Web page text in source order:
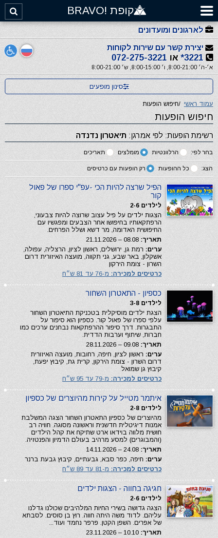
קופת !BRAVO
לארגונים ומועדונים
יצירת קשר עם שירות לקוחות
3221* או 072-275-3221
א׳-ה׳ 8:00-21:00, ו׳ 8:00-15:00, ש׳ 8:00-21:00
סינון מופעים
עמוד ראשי /חיפוש הופעות
חיפוש הופעות
רשימת הופעות: לפי אמרגן: תיאטרון נדנדה
בחר לפי: הרלוונטיות מומלצים תאריכים
הצג: כל ההופעות רק הופעות עם כרטיסים
הפיל שרצה להיות הכי -עפ"י ספרו של פאול
קור
לילדים 2-6
הצגות ילדים על פיל עצוב שרוצה להיות צבעוני,
הרפתקאותיו בחיפושו אחר הצבעים ומפגשיו עם
החיפושית האדומה, מר דשא ושלל הפרחים.
תאריך:
ערים: רמת גן, ירושלים, ראשון לציון, הרצליה, עפולה,
אשקלון, באר שבע, גני תקווה, מועצה האיזורית דרום
השרון - צומת הירקון
כרטיסים למכירה: מ-76 עד 81 ש״ח
כספיון - התאטרון השחור
לילדים 3-8
הצגת ילדים מוסיקלית בטכניקת התיאטרון השחור
עלפי ספרו של פאול קור. כספיון הוא סיפור על
התבגרות. דרך סיפור ההרפתקאות נבחנים ערכים כמו
חברות, שיתוף וערבות הדדית.
תאריך:
ערים: ראשון לציון, חיפה, רחובות, מועצה האיזורית
דרום השרון - צומת הירקון, קרית גת, קיבוץ יפעת,
קיבוץ גן שמואל
כרטיסים למכירה: מ-79 עד 95 ש״ח
איתמר מטייל על קירות מהיוצרים של כספיון
לילדים 2-8
מהיוצרים של כספיון התאטרון השחור הצגה המשלבת
אמנות דיגיטלית חדשנית וראשונה מסוגה. חוויה רב
חושית מלווה בוידאו ארט שתיקח את קהל הילדים
(והמבוגרים) למסע מרהיב בעולם הדמיון והפנטזיה.
תאריך:
ערים: חיפה, כפר סבא, גבעתיים, קיבוץ גבעת ברנר
כרטיסים למכירה: מ-81 עד 89 ש״ח
חגיגה בחווה - הצגות ילדים
לילדים 2-6
הצגה גדושה בשירי החיות המלהיבים שכולנו גדלנו
עליהם. לדוד משה היתה חווה. רוץ בן סוסים. לסבתא
של אפרים. השפן הקטן. פרפר נחמד ועוד...
תאריך: